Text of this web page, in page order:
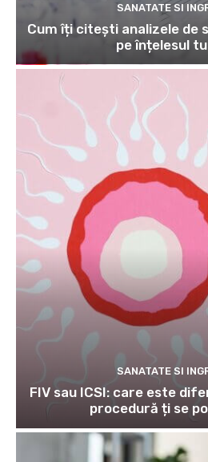
SANATATE SI
Cum îți citești analizele de
pe înțelesul
SANATATE SI
FIV sau ICSI: care este
procedură ți se